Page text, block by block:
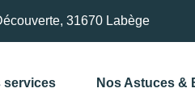
31670 Labège
services Nos Astuces &